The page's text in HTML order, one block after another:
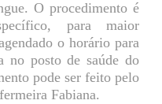
O procedimento é
para maior
o horário para
no posto de saúde do
pode ser feito pelo
Fabiana.